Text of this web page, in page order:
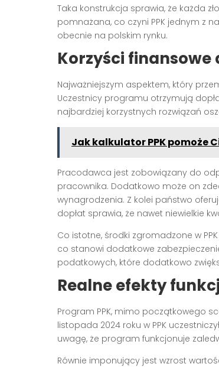
Taka konstrukcja sprawia, że każda
pomnażana, co czyni PPK jednym z
obecnie na polskim rynku.
Korzyści finansowe
Najważniejszym aspektem, który
Uczestnicy programu otrzymują
najbardziej korzystnych rozwiązań
Jak kalkulator PPK pomoże
Pracodawca jest zobowiązany do
pracownika. Dodatkowo może on
wynagrodzenia. Z kolei państwo
dopłat sprawia, że nawet niewielkie
Co istotne, środki zgromadzone w
co stanowi dodatkowe
podatkowych, które dodatkowo
Realne efekty
Program PPK, mimo początkowego
listopada 2024 roku w PPK
uwagę, że program funkcjonuje
Równie imponujący jest wzrost